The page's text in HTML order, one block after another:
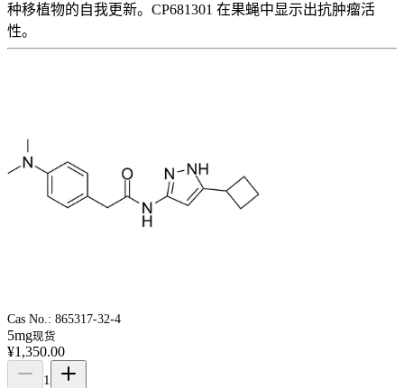
种移植物的自我更新。CP681301 在果蝇中显示出抗肿瘤活
性。
Cas No.: 865317-32-4
5mg现货
¥1,350.00
1